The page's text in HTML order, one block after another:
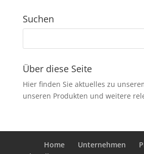
Suchen
Über diese Seite
Hier finden Sie aktuelles zu
unseren Produkten und weitere
Home Unternehmen